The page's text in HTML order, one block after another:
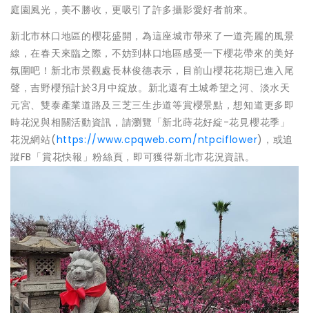
庭園風光，美不勝收，更吸引了許多攝影愛好者前來。
新北市林口地區的櫻花盛開，為這座城市帶來了一道亮麗的風景
線，在春天來臨之際，不妨到林口地區感受一下櫻花帶來的美好
氛圍吧！新北市景觀處長林俊德表示，目前山櫻花花期已進入尾
聲，吉野櫻預計於3月中綻放。新北還有土城希望之河、淡水天
元宮、雙泰產業道路及三芝三生步道等賞櫻景點，想知道更多即
時花況與相關活動資訊，請瀏覽「新北蒔花好綻-花見櫻花季」
花況網站(https://www.cpqweb.com/ntpciflower)，或追
蹤FB「賞花快報」粉絲頁，即可獲得新北市花況資訊。